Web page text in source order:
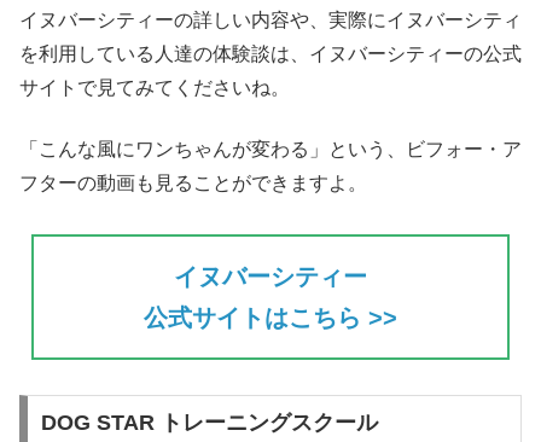
イヌバーシティーの詳しい内容や、実際にイヌバーシティ
を利用している人達の体験談は、イヌバーシティーの公式
サイトで見てみてくださいね。
「こんな風にワンちゃんが変わる」という、ビフォー・ア
フターの動画も見ることができますよ。
イヌバーシティー
公式サイトはこちら >>
DOG STAR トレーニングスクール